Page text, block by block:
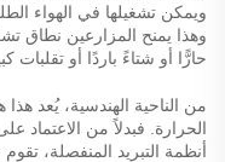
وهذا يمنح المزارعين نطاق
حارًّا أو شتاءً باردًا أو تقلبات
من الناحية الهندسية، يُعد
الحرارة. فبدلاً من الاعتماد
أنظمة التبريد المنفصلة،